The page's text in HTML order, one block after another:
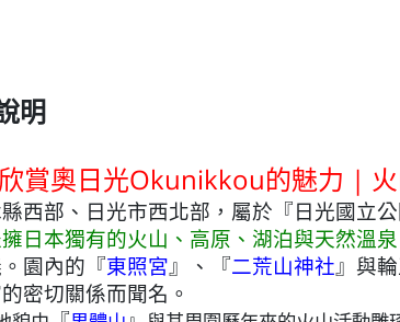
明
賞奧日光Okunikkou的魅力 |
西部、日光市西北部，屬於『日光國立公
日本獨有的火山、高原、湖泊與天然溫泉
。園內的 『東照宮 』 、 『二荒山神社 』 與
密切關係而聞名。